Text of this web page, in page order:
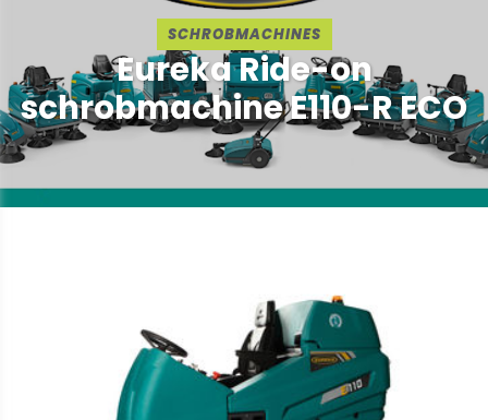
SCHROBMACHINES
Eureka Ride-on
schrobmachine E110-R ECO